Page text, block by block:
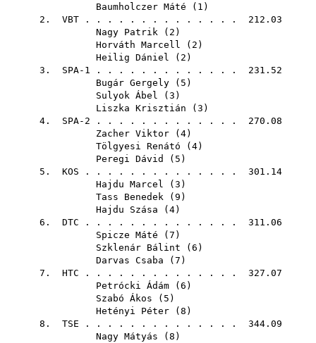
Baumholczer Máté ( 1 )
2. VBT . . . . . . . . . . . . . . 212.03
Nagy Patrik ( 2 )
Horváth Marcell ( 2 )
Heilig Dániel ( 2 )
3. SPA-1 . . . . . . . . . . . . . 231.52
Bugár Gergely ( 5 )
Sulyok Ábel ( 3 )
Liszka Krisztián ( 3 )
4. SPA-2 . . . . . . . . . . . . . 270.08
Zacher Viktor ( 4)
Tölgyesi Renátó ( 4)
Peregi Dávid
( 5 )
5. KOS . . . . . . . . . . . . . . 301.14
Hajdu Marcel ( 3 )
Tass Benedek ( 9 )
Hajdu Szása ( 4)
6. DTC . . . . . . . . . . . . . . 311.06
Spicze Máté ( 7 )
Szklenár Bálint ( 6 )
Darvas Csaba ( 7 )
7. HTC . . . . . . . . . . . . . . 327.07
Petrócki Ádám ( 6 )
Szabó Ákos ( 5 )
Hetényi Péter ( 8 )
8. TSE . . . . . . . . . . . . . . 344.09
Nagy Mátyás ( 8 )